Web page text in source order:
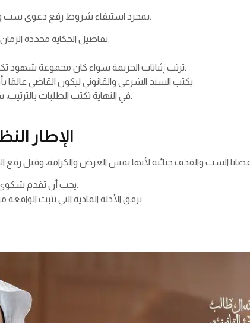
بمجرد استيفاء شروط رفع دعوى سب وشتم في السعودية تجهز لائحة الدعوى، والتي تتضمن:
تفاصيل الحكاية محددة الزمان بدقة والطريقة سواء كانت عامة أم عبر الهاتف.
ترتب إثباتات الجريمة سواء كان مجموعة شهود تكتب أسمائهم أو تسجيل صوتي أو صور للمحادثة.
يكتب السند الشرعي والقانوني ليكون القاضي عالمًا بأن هذا الفعل جريمة تستحق العقاب والتعويض.
في النهاية تكتب الطلبات بالترتيب، سواء طلب تعويض مادي أو طلب اعتذار رسمي.
الإطار
يجب أن تقدم شكوى رسمية للنيابة العامة أو الشرطة لتولي التحقيق.
ترفق الأدلة المادية التي تثبت الواقعة من تسجيلات صوتية أو رسائل أو أسماء الشهود.